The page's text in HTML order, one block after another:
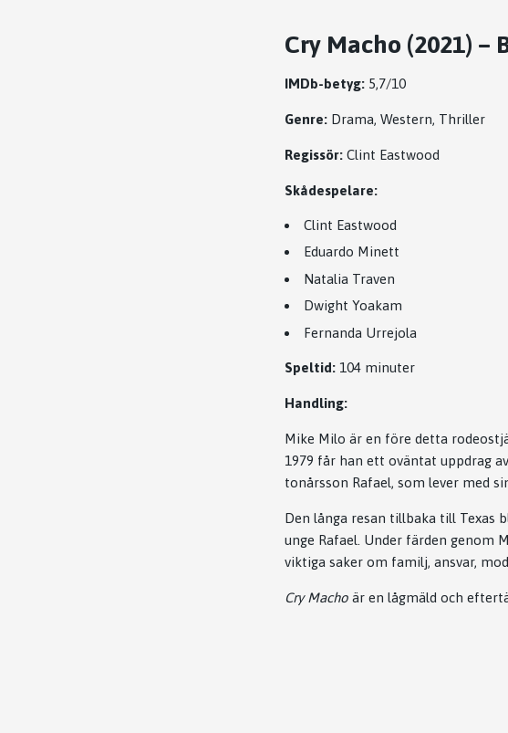
Cry Macho (2021) –
IMDb-betyg: 5,7/10
Genre: Drama, Western, Thriller
Regissör: Clint Eastwood
Skådespelare:
Clint Eastwood
Eduardo Minett
Natalia Traven
Dwight Yoakam
Fernanda Urrejola
Speltid: 104 minuter
Handling:
Mike Milo är en före detta
1979 får han ett oväntat uppdrag
tonårsson Rafael, som lever med
Den långa resan tillbaka till Texas
unge Rafael. Under färden genom
viktiga saker om familj, ansvar,
Cry Macho är en lågmäld och